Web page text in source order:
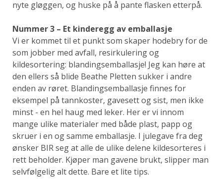
nyte gløggen, og huske på å pante flasken etterpå.
Nummer 3 – Et kinderegg av emballasje
Vi er kommet til et punkt som skaper hodebry for de
som jobber med avfall, resirkulering og
kildesortering: blandingsemballasje! Jeg kan høre at
den ellers så blide Beathe Pletten sukker i andre
enden av røret. Blandingsemballasje finnes for
eksempel på tannkoster, gavesett og sist, men ikke
minst - en hel haug med leker. Her er vi innom
mange ulike materialer med både plast, papp og
skruer i en og samme emballasje. I julegave fra deg
ønsker BIR seg at alle de ulike delene kildesorteres i
rett beholder. Kjøper man gavene brukt, slipper man
selvfølgelig alt dette. Bare et lite tips.